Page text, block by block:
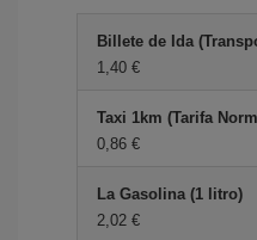
Billete de Ida
1,40
Taxi 1km (Tarifa
0,86
La Gasolina (1 litro)
2,02